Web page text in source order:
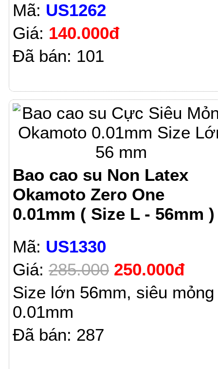
Mã: US1262
Giá: 140.000đ
Đã bán: 101
Bao cao su Non Latex
Okamoto Zero One
0.01mm ( Size L - 56mm )
Mã: US1330
Giá: 285.000 250.000đ
Size lớn 56mm, siêu mỏng
0.01mm
Đã bán: 287